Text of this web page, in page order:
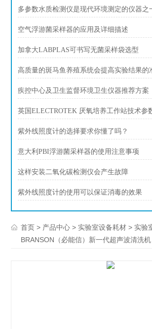
多参数水质检测仪是现代环境测定的仪器之
空气浮游菌采样器的应用及详细描述
加拿大LABPLAS可书写无菌采样袋选型
高质量的斑马鱼养殖系统会提高实验结果的
疾控中心及卫生监督环境卫生仪器推荐方案
英国ELECTROTEK 厌氧培养工作站技术参
紫外线照度计的选择要求你懂了吗？
意大利PBI浮游菌采样器的使用注意事项
这样安装二氧化碳检测仪会产生故障
紫外线照度计的使用可以保证消毒的效果
首页 > 产品中心 > 实验室设备耗材 > 实验
BRANSON（必能信）新一代超声波清洗机